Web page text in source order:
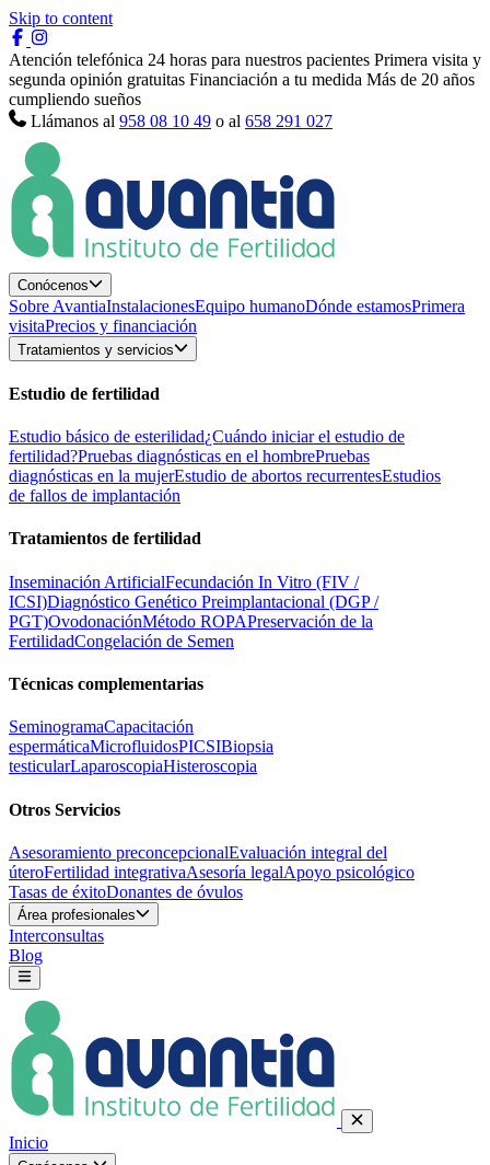
Skip to content
Atención telefónica 24 horas para nuestros pacientes Primera visita y
segunda opinión gratuitas Financiación a tu medida Más de 20 años
cumpliendo sueños
Llámanos al 958 08 10 49 o al 658 291 027
Conócenos
Sobre AvantiaInstalacionesEquipo humanoDónde estamosPrimera
visitaPrecios y financiación
Tratamientos y servicios
Estudio de fertilidad
Estudio básico de esterilidad¿Cuándo iniciar el estudio de
fertilidad?Pruebas diagnósticas en el hombrePruebas
diagnósticas en la mujerEstudio de abortos recurrentesEstudios
de fallos de implantación
Tratamientos de fertilidad
Inseminación ArtificialFecundación In Vitro (FIV /
ICSI)Diagnóstico Genético Preimplantacional (DGP /
PGT)OvodonaciónMétodo ROPAPreservación de la
FertilidadCongelación de Semen
Técnicas complementarias
SeminogramaCapacitación
espermáticaMicrofluidosPICSIBiopsia
testicularLaparoscopiaHisteroscopia
Otros Servicios
Asesoramiento preconcepcionalEvaluación integral del
úteroFertilidad integrativaAsesoría legalApoyo psicológico
Tasas de éxitoDonantes de óvulos
Área profesionales
Interconsultas
Blog
Inicio